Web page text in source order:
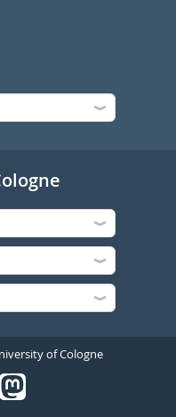
of Cologne